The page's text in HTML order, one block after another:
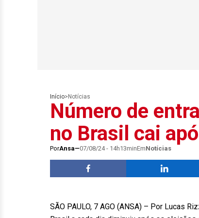
Início> Notícias
Número de
no Brasil cai
PorAnsa 07/08/24 - 14h13minEmNotícias
SÃO PAULO, 7 AGO (ANSA) – Por Lucas